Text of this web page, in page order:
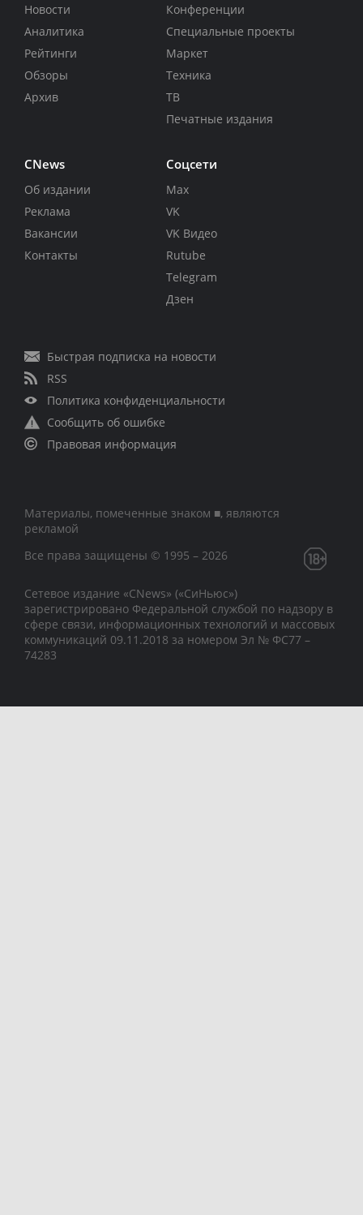
Новости
Аналитика
Рейтинги
Обзоры
Архив
Конференции
Специальные проекты
Маркет
Техника
ТВ
Печатные издания
CNews
Об издании
Реклама
Вакансии
Контакты
Соцсети
Max
VK
VK Видео
Rutube
Telegram
Дзен
Быстрая подписка на новости
RSS
Политика конфиденциальности
Сообщить об ошибке
Правовая информация
Материалы, помеченные знаком ■, являются
рекламой
Все права защищены © 1995 – 2026
Сетевое издание «CNews» («СиНьюс»)
зарегистрировано Федеральной службой по надзору в
сфере связи, информационных технологий и массовых
коммуникаций 09.11.2018 за номером Эл № ФС77 –
74283